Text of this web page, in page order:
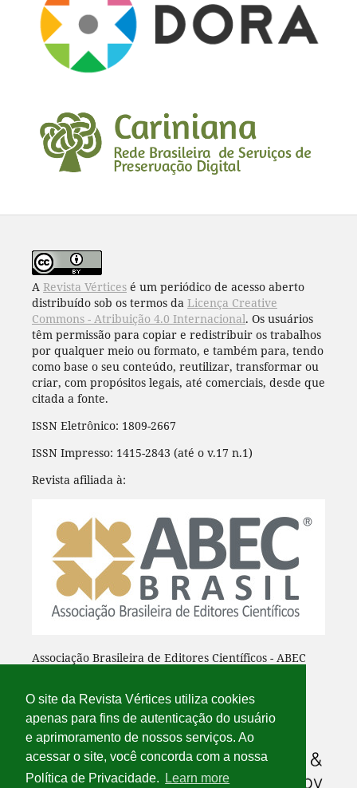
O site da Revista Vértices utiliza cookies
apenas para fins de autenticação do usuário
e aprimoramento de nossos serviços. Ao
acessar o site, você concorda com a nossa
Política de Privacidade.
Learn more
A Revista Vérticesé um periódico de acesso aberto
distribuído sob os termos da Licença Creative
Commons - Atribuição 4.0 Internacional. Os usuários
têm permissão para copiar e redistribuir os trabalhos
por qualquer meio ou formato, e também para, tendo
como base o seu conteúdo, reutilizar, transformar ou
criar, com propósitos legais, até comerciais, desde que
citada a fonte.
ISSN Eletrônico: 1809-2667
ISSN Impresso: 1415-2843 (até o v.17 n.1)
Revista afiliada à:
Associação Brasileira de Editores Científicos - ABEC